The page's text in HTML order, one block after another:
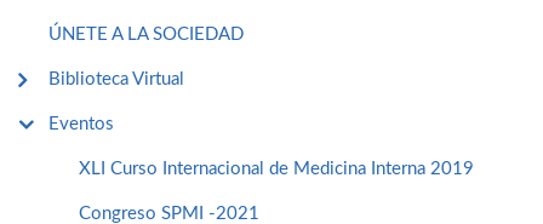
ÚNETE A LA SOCIEDAD
Biblioteca Virtual
Eventos
XLI Curso Internacional de Medicina Interna 2019
Congreso SPMI -2021